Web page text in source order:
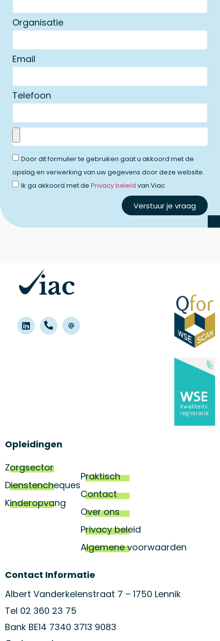
Organisatie
Email
Telefoon
Door dit formulier te gebruiken gaat u akkoord met de
opslag en verwerking van uw gegevens door deze website.
Ik ga akkoord met de Privacy beleid van Viac
Verstuur je vraag
Opleidingen
Zorgsector
Dienstencheques
Kinderopvang
Praktisch
Contact
Over ons
Privacy beleid
Algemene voorwaarden
Contact Informatie
Albert Vanderkelenstraat 7 – 1750 Lennik
Tel 02 360 23 75
Bank BE14 7340 3713 9083